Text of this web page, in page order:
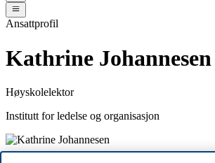
Ansattprofil
Kathrine Johannesen
Høyskolelektor
Institutt for ledelse og organisasjon